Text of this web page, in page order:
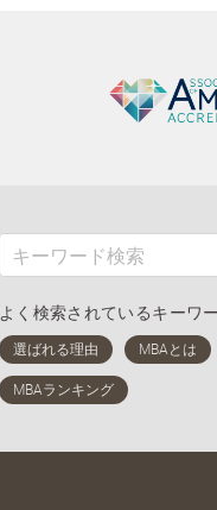
よく検索されているキーワ